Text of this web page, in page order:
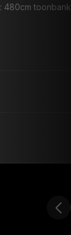
480cm toonbank